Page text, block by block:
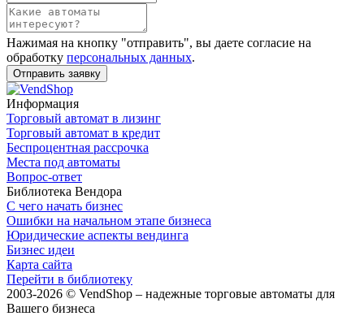
Нажимая на кнопку "отправить", вы даете согласие на
обработку персональных данных.
Отправить заявку
Информация
Торговый автомат в лизинг
Торговый автомат в кредит
Беспроцентная рассрочка
Места под автоматы
Вопрос-ответ
Библиотека Вендора
С чего начать бизнес
Ошибки на начальном этапе бизнеса
Юридические аспекты вендинга
Бизнес идеи
Карта сайта
Перейти в библиотеку
2003-2026 © VendShop – надежные торговые автоматы для
Вашего бизнеса